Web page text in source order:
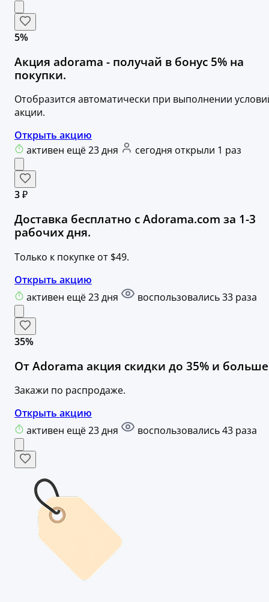
5%
Акция adorama - получай в бонус 5% на
покупки.
Отобразится автоматически при выполнении
акции.
Открыть акцию
активен ещё 23 дня
сегодня открыли 1 раз
3 ₽
Доставка бесплатно с Adorama.com за 1-3
рабочих дня.
Только к покупке от $49.
Открыть акцию
активен ещё 23 дня
воспользовались 33 раза
35%
От Adorama акция скидки до 35% и
Закажи по распродаже.
Открыть акцию
активен ещё 23 дня
воспользовались 43 раза